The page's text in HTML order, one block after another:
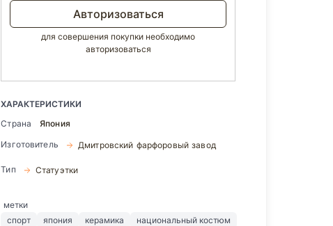
Авторизоваться
для совершения покупки необходимо
авторизоваться
ХАРАКТЕРИСТИКИ
Страна
Япония
Изготовитель
Дмитровский фарфоровый завод
Тип Статуэтки
метки
спорт
япония керамика
национальный костюм